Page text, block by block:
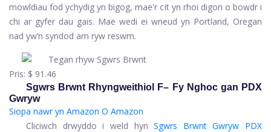
mowldiau fod ychydig yn bigog, mae'r cit yn rhoi digon o bowdr i
chi ar gyfer dau gais. Mae wedi ei wneud yn Portland, Oregan
nad yw’n syndod am ryw reswm.
Pris: $ 91.46
Sgwrs Brwnt Rhyngweithiol F– Fy Nghoc gan PDX
Gwryw
Siopa nawr yn Amazon O Amazon
Cliciwch drwyddo i weld hynSgwrs Brwnt Gwryw PDX